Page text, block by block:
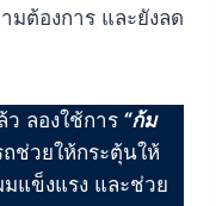
มต้องการ และยังลด
ลองใช้การ “ก้ม
ช่วยให้กระตุ้นให้
แข็งแรง และช่วย